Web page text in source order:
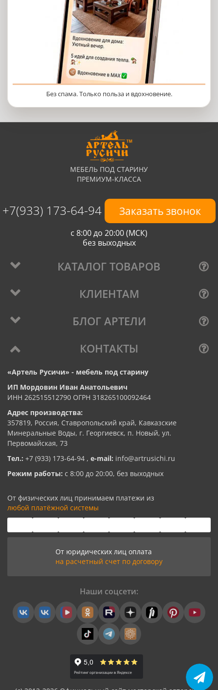
Без спама. Только польза и вдохновение.
МЕБЕЛЬ ПОД СТАРИНУ
ПРЕМИУМ-КЛАССА
+7(933) 173-64-94 Заказать звонок
с 8:00 до 20:00 (МСК)
без выходных
КАТАЛОГ ТОВАРОВ
КЛИЕНТАМ
БЛОГ АРТЕЛИ
КОНТАКТЫ
«Артель Русичи» - мебель под старину
ИП Мордовин Иван Анатольевич
ИНН 262515512790 ОГРН 318265100092464
Адрес производства:
357819, Россия, Ставропольский край, Кавказские
Минеральные Воды, г. Георгиевск, п. Новый, ул.
Первомайская, 73
Тел.: +7 (933) 173-64-94 , e-mail: info@artrusichi.ru
Режим работы: с 8:00 до 20:00, без выходных
От физических лиц принимаем платежи из
любой платёжной системы
От юридических лиц оплата
на расчетный счет по договору
Наши соцсети: